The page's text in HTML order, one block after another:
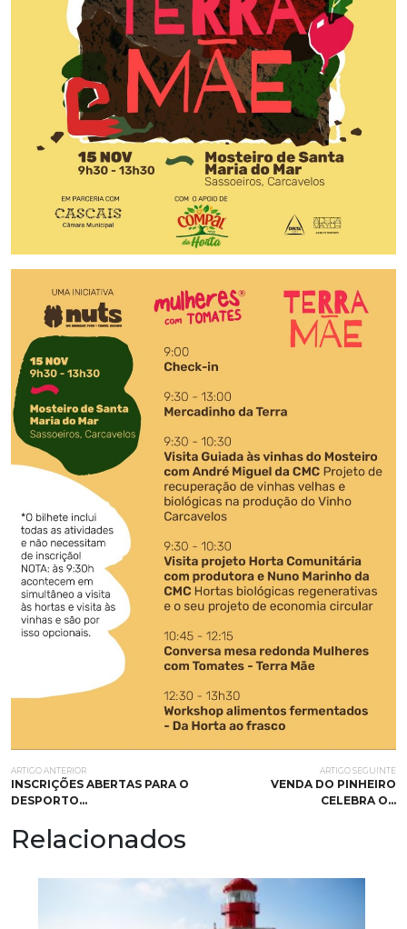
ARTIGO ANTERIOR
INSCRIÇÕES ABERTAS PARA O
DESPORTO…
ARTIGO SEGUINTE
VENDA DO PINHEIRO
CELEBRA O…
Relacionados